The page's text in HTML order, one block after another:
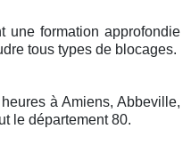
une formation approfondie
tous types de blocages.
à Amiens, Abbeville,
le département 80.